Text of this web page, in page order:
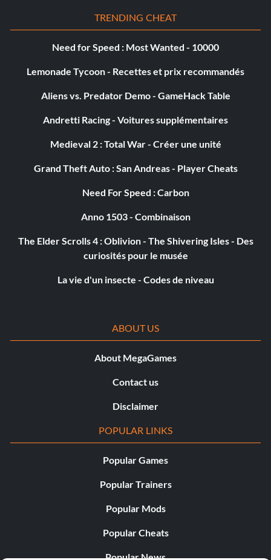
TRENDING CHEAT
Need for Speed : Most Wanted - 10000
Lemonade Tycoon - Recettes et prix recommandés
Aliens vs. Predator Demo - GameHack Table
Andretti Racing - Voitures supplémentaires
Medieval 2 : Total War - Créer une unité
Grand Theft Auto : San Andreas - Player Cheats
Need For Speed : Carbon
Anno 1503 - Combinaison
The Elder Scrolls 4 : Oblivion - The Shivering Isles - Des
curiosités pour le musée
La vie d'un insecte - Codes de niveau
ABOUT US
About MegaGames
Contact us
Disclaimer
POPULAR LINKS
Popular Games
Popular Trainers
Popular Mods
Popular Cheats
Popular News